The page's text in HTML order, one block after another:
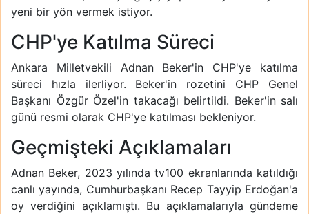
yeni bir yön vermek istiyor.
CHP'ye Katılma Süreci
Ankara Milletvekili Adnan Beker'in CHP'ye katılma
süreci hızla ilerliyor. Beker'in rozetini CHP Genel
Başkanı Özgür Özel'in takacağı belirtildi. Beker'in salı
günü resmi olarak CHP'ye katılması bekleniyor.
Geçmişteki Açıklamaları
Adnan Beker, 2023 yılında tv100 ekranlarında katıldığı
canlı yayında, Cumhurbaşkanı Recep Tayyip Erdoğan'a
oy verdiğini açıklamıştı. Bu açıklamalarıyla gündeme